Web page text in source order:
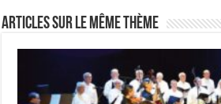
Articles sur le même thème